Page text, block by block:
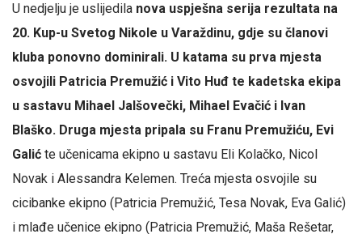
U nedjelju je uslijedila nova uspješna serija rezultata na
20. Kup-u Svetog Nikole u Varaždinu, gdje su članovi
kluba ponovno dominirali. U katama su prva mjesta
osvojili Patricia Premužić i Vito Huđ te kadetska ekipa
u sastavu Mihael Jalšovečki, Mihael Evačić i Ivan
Blaško. Druga mjesta pripala su Franu Premužiću, Evi
Galić te učenicama ekipno u sastavu Eli Kolačko, Nicol
Novak i Alessandra Kelemen. Treća mjesta osvojile su
cicibanke ekipno (Patricia Premužić, Tesa Novak, Eva Galić)
i mlađe učenice ekipno (Patricia Premužić, Maša Rešetar,